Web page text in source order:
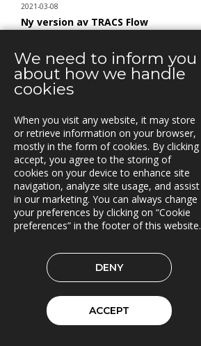
2021-03-08
Ny version av TRACS Flow
Webinar med RoadCloud
2021-02-24
2021-01-29
En attraktiv arbetsgivare!
2021-01-11
Triona expanderar i Göteborg
2021-01-07
2020-12-18
2020-12-17
We need to inform you
about how we handle
cookies
When you visit any website, it may store
or retrieve information on your browser,
mostly in the form of cookies. By clicking
accept, you agree to the storing of
cookies on your device to enhance site
navigation, analyze site usage, and assist
in our marketing. You can always change
your preferences by clicking on “Cookie
preferences” in the footer of this website.
DENY
ACCEPT